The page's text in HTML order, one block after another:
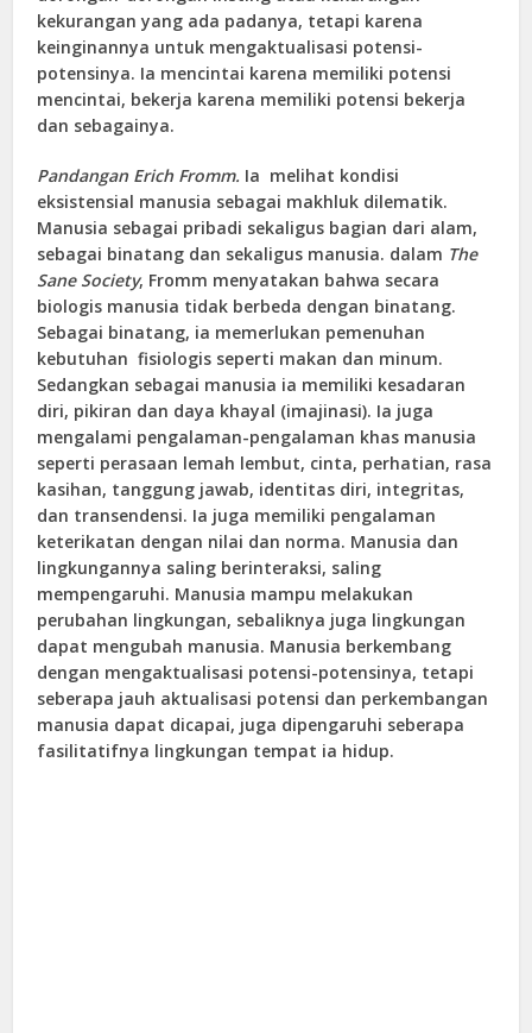
kekurangan yang ada padanya, tetapi karena
keinginannya untuk mengaktualisasi potensi-
potensinya. Ia mencintai karena memiliki potensi
mencintai, bekerja karena memiliki potensi bekerja
dan sebagainya.
Pandangan Erich Fromm. Ia melihat kondisi
eksistensial manusia sebagai makhluk dilematik.
Manusia sebagai pribadi sekaligus bagian dari alam,
sebagai binatang dan sekaligus manusia. dalam The
Sane Society, Fromm menyatakan bahwa secara
biologis manusia tidak berbeda dengan binatang.
Sebagai binatang, ia memerlukan pemenuhan
kebutuhan fisiologis seperti makan dan minum.
Sedangkan sebagai manusia ia memiliki kesadaran
diri, pikiran dan daya khayal (imajinasi). Ia juga
mengalami pengalaman-pengalaman khas manusia
seperti perasaan lemah lembut, cinta, perhatian, rasa
kasihan, tanggung jawab, identitas diri, integritas,
dan transendensi. Ia juga memiliki pengalaman
keterikatan dengan nilai dan norma. Manusia dan
lingkungannya saling berinteraksi, saling
mempengaruhi. Manusia mampu melakukan
perubahan lingkungan, sebaliknya juga lingkungan
dapat mengubah manusia. Manusia berkembang
dengan mengaktualisasi potensi-potensinya, tetapi
seberapa jauh aktualisasi potensi dan perkembangan
manusia dapat dicapai, juga dipengaruhi seberapa
fasilitatifnya lingkungan tempat ia hidup.